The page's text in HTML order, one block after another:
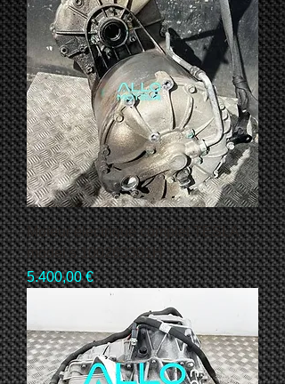
Moteur électrique complet TESLA
model s 100263301H
Pris
5.400,00 €